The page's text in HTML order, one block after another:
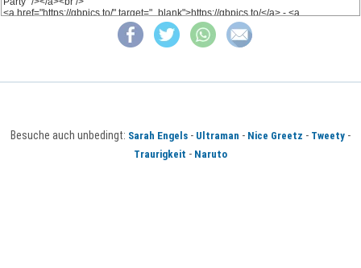
Besuche auch unbedingt: Sarah Engels - Ultraman - Nice Greetz - Tweety -
Traurigkeit - Naruto